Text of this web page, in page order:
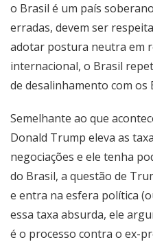
o Brasil é um país
erradas, devem ser
adotar postura neutra em
internacional, o Brasil
de desalinhamento com os
Semelhante ao que
Donald Trump eleva as
negociações e ele tenha
do Brasil, a questão de
e entra na esfera política
essa taxa absurda, ele
é o processo contra o ex-